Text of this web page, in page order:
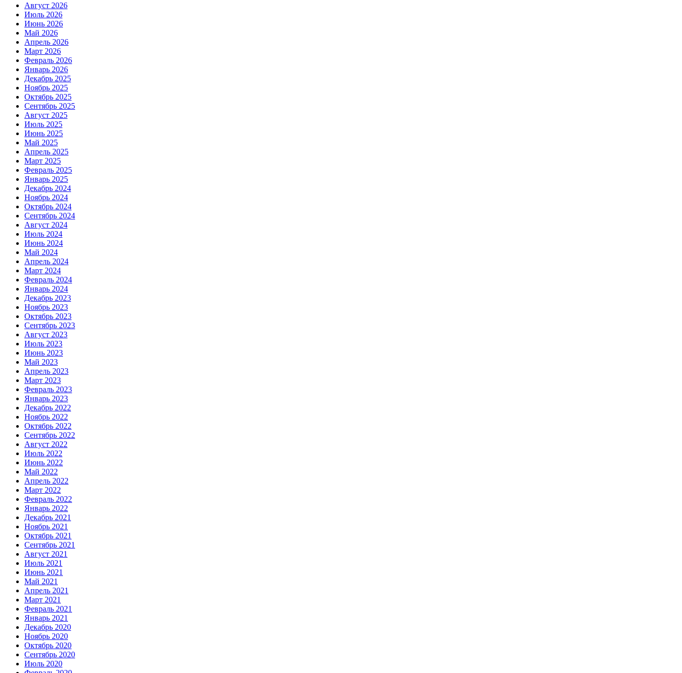
Август 2026
Июль 2026
Июнь 2026
Май 2026
Апрель 2026
Март 2026
Февраль 2026
Январь 2026
Декабрь 2025
Ноябрь 2025
Октябрь 2025
Сентябрь 2025
Август 2025
Июль 2025
Июнь 2025
Май 2025
Апрель 2025
Март 2025
Февраль 2025
Январь 2025
Декабрь 2024
Ноябрь 2024
Октябрь 2024
Сентябрь 2024
Август 2024
Июль 2024
Июнь 2024
Май 2024
Апрель 2024
Март 2024
Февраль 2024
Январь 2024
Декабрь 2023
Ноябрь 2023
Октябрь 2023
Сентябрь 2023
Август 2023
Июль 2023
Июнь 2023
Май 2023
Апрель 2023
Март 2023
Февраль 2023
Январь 2023
Декабрь 2022
Ноябрь 2022
Октябрь 2022
Сентябрь 2022
Август 2022
Июль 2022
Июнь 2022
Май 2022
Апрель 2022
Март 2022
Февраль 2022
Январь 2022
Декабрь 2021
Ноябрь 2021
Октябрь 2021
Сентябрь 2021
Август 2021
Июль 2021
Июнь 2021
Май 2021
Апрель 2021
Март 2021
Февраль 2021
Январь 2021
Декабрь 2020
Ноябрь 2020
Октябрь 2020
Сентябрь 2020
Июль 2020